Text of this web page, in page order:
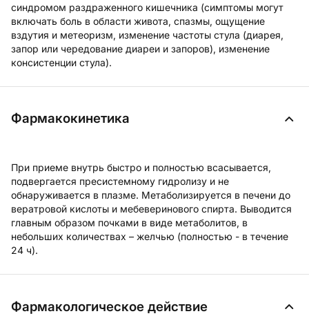
синдромом раздраженного кишечника (симптомы могут
включать боль в области живота, спазмы, ощущение
вздутия и метеоризм, изменение частоты стула (диарея,
запор или чередование диареи и запоров), изменение
консистенции стула).
Фармакокинетика
При приеме внутрь быстро и полностью всасывается,
подвергается пресистемному гидролизу и не
обнаруживается в плазме. Метаболизируется в печени до
вератровой кислоты и мебеверинового спирта. Выводится
главным образом почками в виде метаболитов, в
небольших количествах – желчью (полностью - в течение
24 ч).
Фармакологическое действие